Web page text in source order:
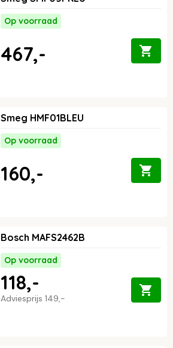
Op voorraad
467,-
Smeg HMF01BLEU
Op voorraad
160,-
Bosch MAFS2462B
Op voorraad
Adviesprijs 149,-
118,-